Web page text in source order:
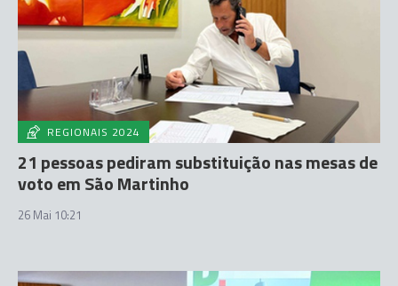
REGIONAIS 2024
21 pessoas pediram substituição nas mesas de
voto em São Martinho
26 Mai 10:21